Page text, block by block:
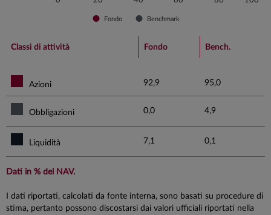
Fondo Benchmark
End of interactive chart.
Classi di attività Fondo Bench.
Azioni 92,9 95,0
Obbligazioni 0,0 4,9
Liquidità 7,1 0,1
Dati in % del NAV.
I dati riportati, calcolati da fonte interna, sono basati su procedure di
stima, pertanto possono discostarsi dai valori ufficiali riportati nella